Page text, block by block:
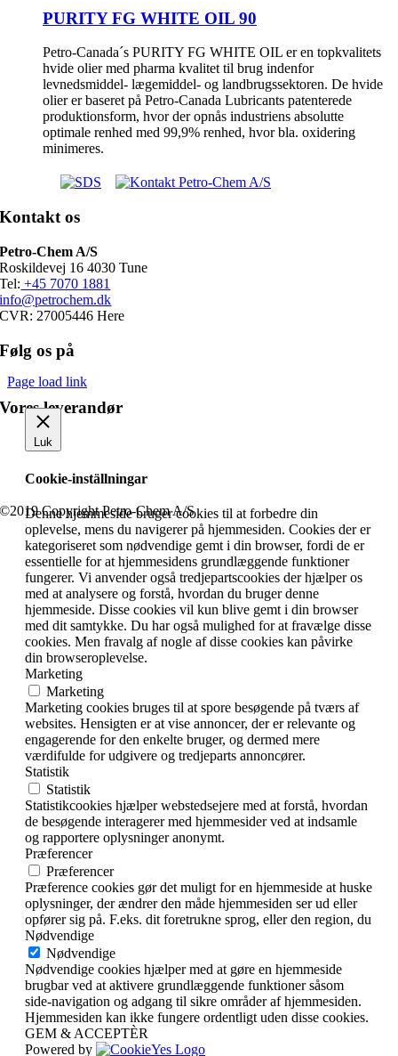
PURITY FG WHITE OIL 90
Petro-Canada´s PURITY FG WHITE OIL er en topkvalitets
hvide olier med pharma kvalitet til brug indenfor
levnedsmiddel- lægemiddel- og landbrugssektoren. De hvide
olier er baseret på Petro-Canada Lubricants patenterede
produktionsform, hvor der opnås industriens absolutte
optimale renhed med 99,9% renhed, hvor bla. oxidering
minimeres.
Kontakt os
Petro-Chem A/S
Roskildevej 16 4030 Tune
Tel: +45 7070 1881
info@petrochem.dk
CVR: 27005446 Here
Følg os på
Vores leverandør
©2019 Copyright Petro-Chem A/S
Page load link
Luk
Cookie-inställningar
Denne hjemmeside bruger cookies til at forbedre din
oplevelse, mens du navigerer på hjemmesiden. Cookies der er
kategoriseret som nødvendige gemt i din browser, fordi de er
essentielle for at hjemmesidens grundlæggende funktioner
fungerer. Vi anvender også tredjepartscookies der hjælper os
med at analysere og forstå, hvordan du bruger denne
hjemmeside. Disse cookies vil kun blive gemt i din browser
med dit samtykke. Du har også mulighed for at fravælge disse
cookies. Men fravalg af nogle af disse cookies kan påvirke
din browseroplevelse.
Marketing
Marketing
Marketing cookies bruges til at spore besøgende på tværs af
websites. Hensigten er at vise annoncer, der er relevante og
engagerende for den enkelte bruger, og dermed mere
værdifulde for udgivere og tredjeparts annoncører.
Statistik
Statistik
Statistikcookies hjælper webstedsejere med at forstå, hvordan
de besøgende interagerer med hjemmesider ved at indsamle
og rapportere oplysninger anonymt.
Præferencer
Præferencer
Præference cookies gør det muligt for en hjemmeside at huske
oplysninger, der ændrer den måde hjemmesiden ser ud eller
opfører sig på. F.eks. dit foretrukne sprog, eller den region, du
Nødvendige
Nødvendige
Nødvendige cookies hjælper med at gøre en hjemmeside
brugbar ved at aktivere grundlæggende funktioner såsom
side-navigation og adgang til sikre områder af hjemmesiden.
Hjemmesiden kan ikke fungere ordentligt uden disse cookies.
GEM & ACCEPTÈR
Powered by